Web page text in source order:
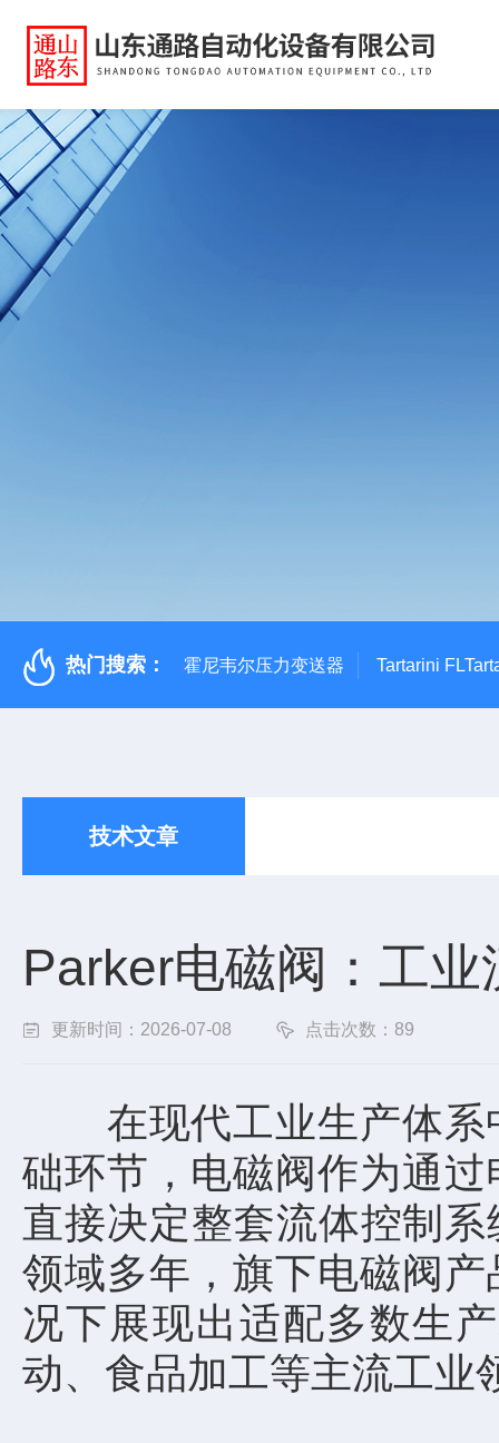
热门搜索： 霍尼韦尔压力变送器 Tartarini
技术文章
Parker电磁阀：工
更新时间：2026-07-08 点击次数：89
在现代工业生产体系
础环节，电磁阀作为通
直接决定整套流体控制
领域多年，旗下电磁阀
况下展现出适配多数生
动、食品加工等主流工业